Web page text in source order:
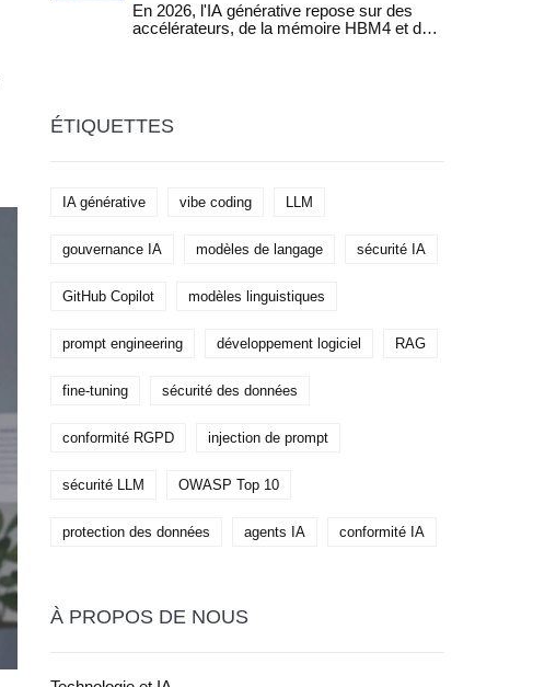
En 2026, l'IA générative repose sur des
accélérateurs, de la mémoire HBM4 et des
ÉTIQUETTES
IA générative vibe coding LLM
gouvernance IA modèles de langage sécurité IA
GitHub Copilot modèles linguistiques
prompt engineering développement logiciel RAG
fine-tuning sécurité des données
conformité RGPD injection de prompt
sécurité LLM OWASP Top 10
protection des données agents IA conformité IA
À PROPOS DE NOUS